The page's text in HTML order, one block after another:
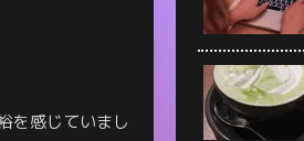
を感じていまし